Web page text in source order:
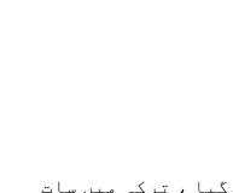
، ترکہ میں سات